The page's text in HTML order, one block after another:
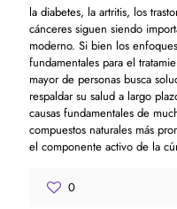
la diabetes, la artritis, los
cánceres siguen siendo
moderno. Si bien los
fundamentales para el
mayor de personas busca
respaldar su salud a largo
causas fundamentales de
compuestos naturales más
el componente activo de la
0